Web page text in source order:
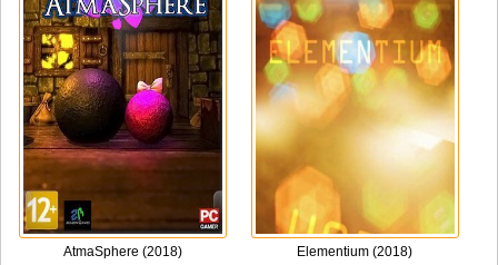
AtmaSphere (2018) Elementium (2018)